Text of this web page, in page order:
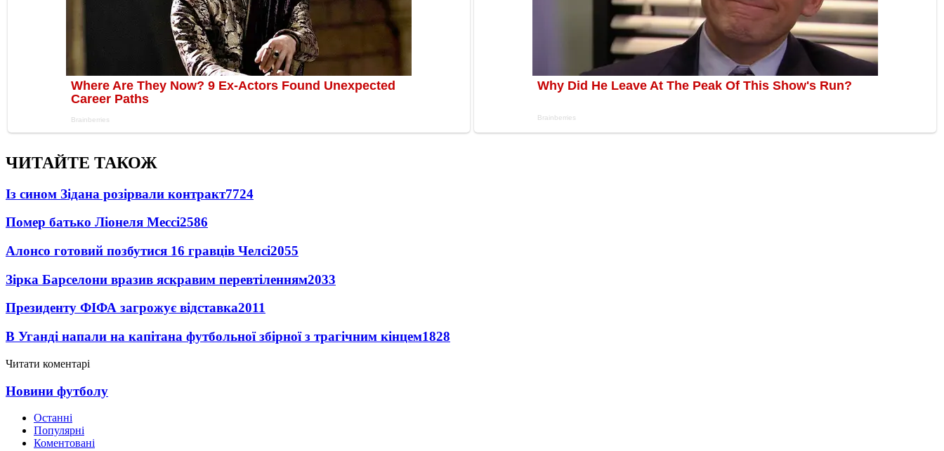
ЧИТАЙТЕ ТАКОЖ
Із сином Зідана розірвали контракт7724
Помер батько Ліонеля Мессі2586
Алонсо готовий позбутися 16 гравців Челсі2055
Зірка Барселони вразив яскравим перевтіленням2033
Президенту ФІФА загрожує відставка2011
В Уганді напали на капітана футбольної збірної з трагічним кінцем1828
Читати коментарі
Новини футболу
Останні
Популярні
Коментовані